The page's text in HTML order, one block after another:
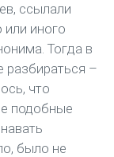
ссылали
или иного
Тогда в
разбираться –
что
подобные
было не